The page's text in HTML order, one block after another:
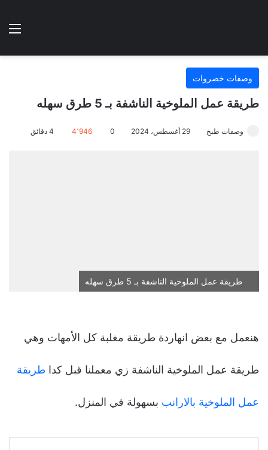
الوضع
وصفات خضروات
طريقة عمل الملوخية الناشفة بـ 5 طرق سهله
وصفات طبخ 29 أغسطس، 2024 0 4٬946
طريقة عمل الملوخية الناشفة بـ 5 طرق سهله
هنعمل مع بعض انهاردة طريقة مغلبة كل الأمهات وهي
طريقة عمل الملوخية الناشفة زي معملنا قبل كدا طريقة
عمل الملوخية بالارانب بسهولة في المنزل.